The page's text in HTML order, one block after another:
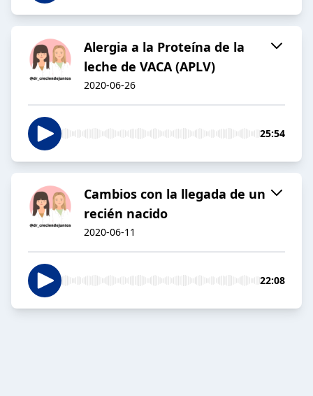
Alergia a la Proteína de la
leche de VACA (APLV)
2020-06-26
25:54
Cambios con la llegada de un
recién nacido
2020-06-11
22:08